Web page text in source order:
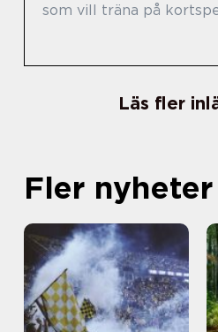
som vill träna på
Läs fler
Fler nyheter